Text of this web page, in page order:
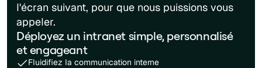
l'écran suivant, pour que nous puissions vous
appeler.
Déployez un intranet simple, personnalisé
et engageant
Fluidifiez la communication interne